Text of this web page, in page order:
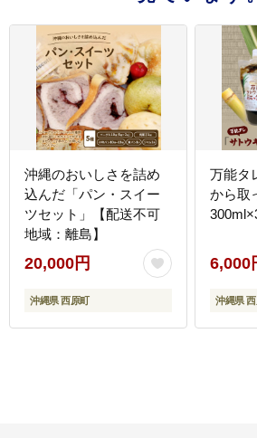
沖縄のおいしさを詰め
込んだ「パン・スイー
ツセット」【配送不可
地域：離島】
20,000円
沖縄県 西原町
万能タ
から取
6,000
沖縄県